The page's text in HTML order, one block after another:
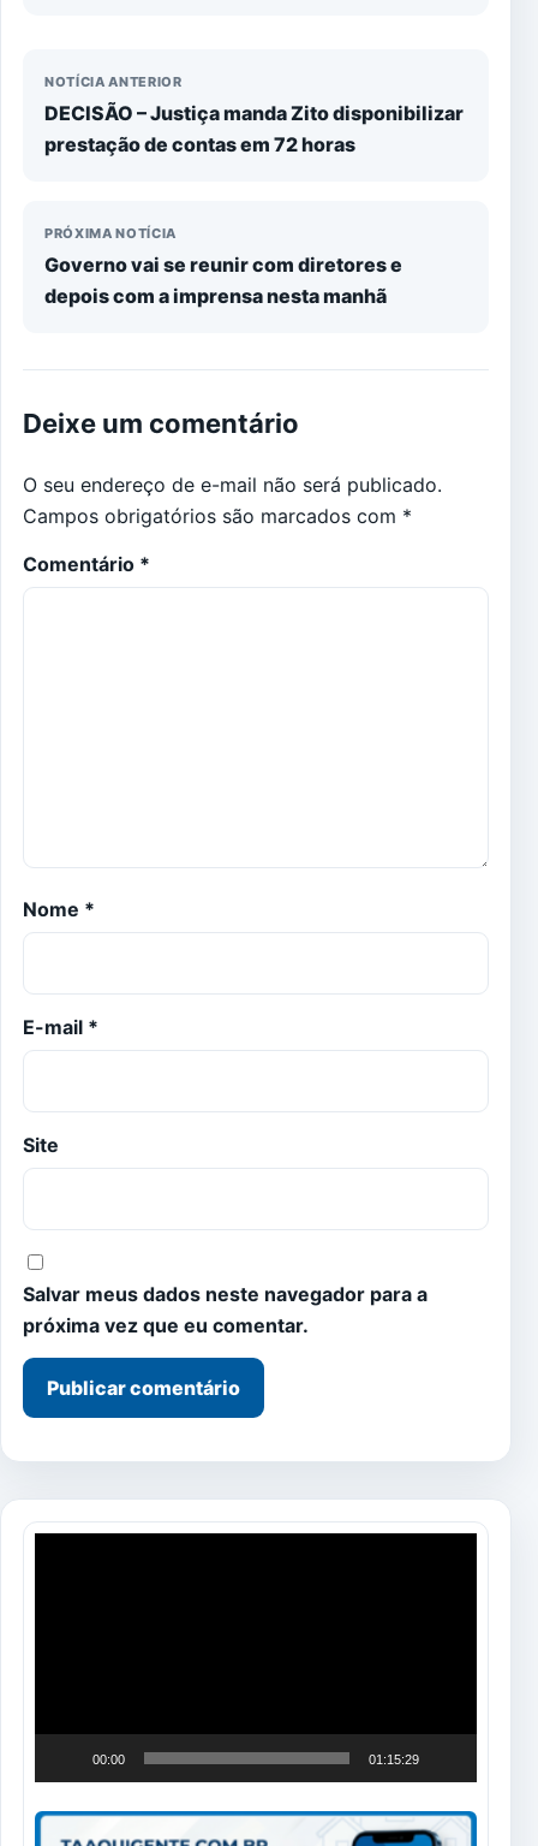
NOTÍCIA ANTERIOR
DECISÃO – Justiça manda Zito disponibilizar
prestação de contas em 72 horas
PRÓXIMA NOTÍCIA
Governo vai se reunir com diretores e
depois com a imprensa nesta manhã
Deixe um comentário
O seu endereço de e-mail não será publicado.
Campos obrigatórios são marcados com *
Comentário *
Nome *
E-mail *
Site
Salvar meus dados neste navegador para a
próxima vez que eu comentar.
00:00 01:15:29